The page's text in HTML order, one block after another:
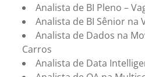
Analista de BI Pleno –
Analista de BI Sênior na
Analista de Dados na
Carros
Analista de Data